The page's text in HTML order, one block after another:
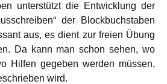
unterstützt die Entwicklung der
der Blockbuchstaben
aus, es dient zur freien Übung
Da kann man schon sehen, wo
Hilfen gegeben werden müssen,
wird.